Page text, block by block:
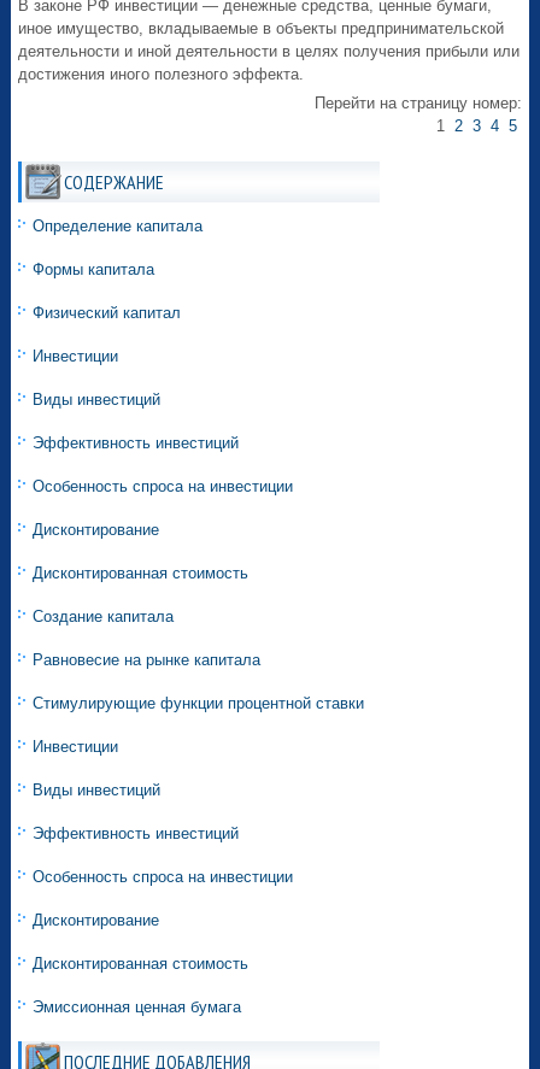
В законе РФ инвестиции — денежные средства, ценные бумаги,
иное имущество, вкладываемые в объекты предпринимательской
деятельности и иной деятельности в целях получения прибыли или
достижения иного полезного эффекта.
Перейти на страницу номер:
1 2 3 4 5
СОДЕРЖАНИЕ
Определение капитала
Формы капитала
Физический капитал
Инвестиции
Виды инвестиций
Эффективность инвестиций
Особенность спроса на инвестиции
Дисконтирование
Дисконтированная стоимость
Создание капитала
Равновесие на рынке капитала
Стимулирующие функции процентной ставки
Инвестиции
Виды инвестиций
Эффективность инвестиций
Особенность спроса на инвестиции
Дисконтирование
Дисконтированная стоимость
Эмиссионная ценная бумага
ПОСЛЕДНИЕ ДОБАВЛЕНИЯ